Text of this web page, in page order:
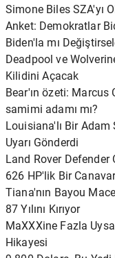
Simone Biles SZA'yı
Anket: Demokratlar
Biden'la mı
Deadpool ve
Kilidini Açacak
Bear'ın özeti: Marcus
samimi adamı mı?
Louisiana'lı Bir Adam
Uyarı Gönderdi
Land Rover Defender
626 HP'lik Bir
Tiana'nın Bayou
87 Yılını Kırıyor
MaXXXine Fazla
Hikayesi